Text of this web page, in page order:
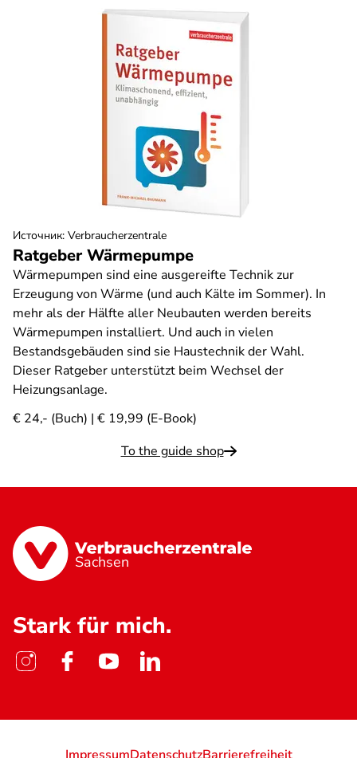
Ratgeber Wärmepumpe
Wärmepumpen sind eine ausgereifte Technik zur
Erzeugung von Wärme (und auch Kälte im Sommer). In
mehr als der Hälfte aller Neubauten werden bereits
Wärmepumpen installiert. Und auch in vielen
Bestandsgebäuden sind sie Haustechnik der Wahl.
Dieser Ratgeber unterstützt beim Wechsel der
Heizungsanlage.
€ 24,- (Buch) | € 19,99 (E-Book)
To the guide shop
Источник: Verbraucherzentrale
Sachsen
Stark für mich.